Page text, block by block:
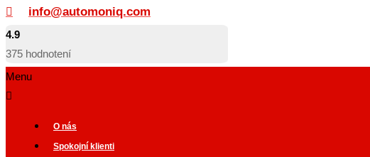
info@automoniq.com
4.9
375 hodnotení
Menu
O nás
Spokojní klienti